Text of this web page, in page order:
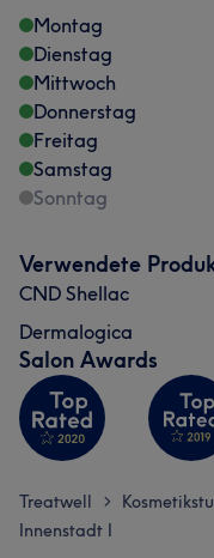
Montag
Dienstag
Mittwoch
Donnerstag
Freitag
Samstag
Sonntag
Verwendete
CND Shellac
Dermalogica
Salon Awards
Treatwell >
Innenstadt I